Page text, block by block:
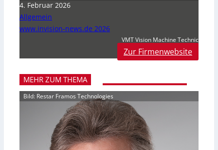
4. Februar 2026
Allgemein
www.invision-news.de 2026
VMT Vision Machine Technic
Zur Firmenwebsite
MEHR ZUM THEMA
Bild: Restar Framos Technologies